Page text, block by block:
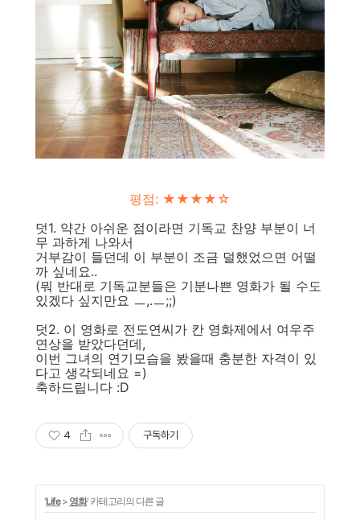
평점: ★★★ ★ ☆
덧1. 약간 아쉬운 점이라면 기독교 찬양 부분이 너
무 과하게 나와서
거부감이 들던데 이 부분이 조금 덜했었으면 어떨
까 싶네요..
(뭐 반대로 기독교분들은 기분나쁜 영화가 될 수도
있겠다 싶지만요 ㅡ,.ㅡ;;)
덧2. 이 영화로 전도연씨가 칸 영화제에서 여우주
연상을 받았다던데,
이번 그녀의 연기모습을 봤을때 충분한 자격이 있
다고 생각되네요 =)
축하드립니다 :D
4 구독하기
'Life> 영화' 카테고리의 다른 글